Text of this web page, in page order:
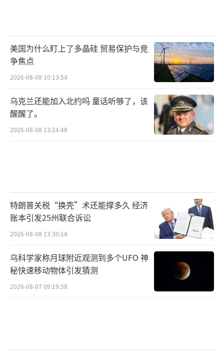
修宪强军等手段逐渐动摇战后国际秩序，给全
球安全治理特别是亚太地区的安全环境带来系
统性风险。日本国内极右翼势力进一步抬头，
战后日本国内的和平主义共识被瓦解削弱，军
国主义思想死灰复燃，历史修正主义大行其
道，不断撕裂日本社会，导致日本在错误的道
路上越走越远，甚至可能重蹈历史覆辙，给亚
美国为什么盯上了多晶硅 贸易保护与竞
争焦点
2026-08-08 10:13:54
乌克兰还能加入北约吗 童话听够了，该
醒醒了。
2026-08-08 13:24:48
特朗普关税“换壳”术还能撑多久 经济
账本引发25州联合诉讼
2026-08-08 13:30:14
乌科学家称月球附近观测到多个UFO 神
秘快速移动物体引发猜测
2026-08-07 09:19:38